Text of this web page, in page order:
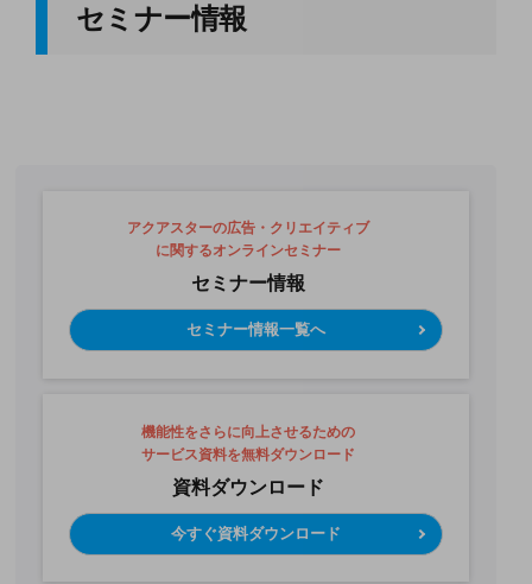
セミナー情報
アクアスターの広告・クリエイティブ
に関するオンラインセミナー
セミナー情報
セミナー情報一覧へ
機能性をさらに向上させるための
サービス資料を無料ダウンロード
資料ダウンロード
今すぐ資料ダウンロード